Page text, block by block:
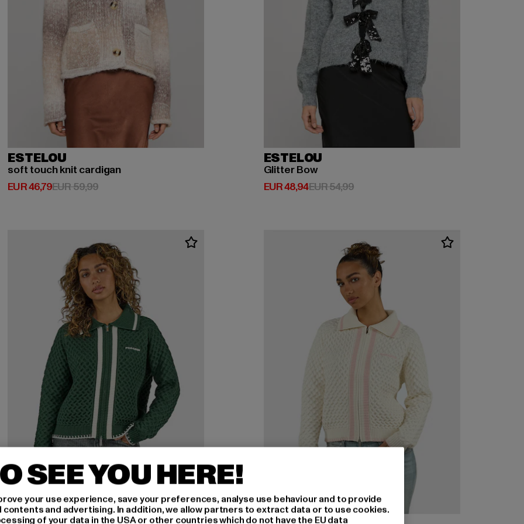
ESTELOU
soft touch knit cardigan
EUR 46,79
Huidige prijs: EUR 46,79
EUR 59,99Actieprijs: EUR 59,99
ESTELOU
Glitter Bow
EUR 48,94
Huidige prijs: EUR 48,94
EUR 54,99Actieprijs: EUR 54,99
SEE YOU HERE!
your use experience, save your preferences, analyse use behaviour and to provide
and advertising. In addition, we allow partners to extract data or to use cookies.
of your data in the USA or other countries which do not have the EU data